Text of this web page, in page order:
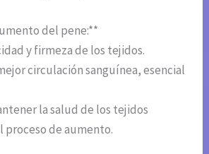
del pene:**
y firmeza de los tejidos.
circulación sanguínea, esencial
la salud de los tejidos
proceso de aumento.